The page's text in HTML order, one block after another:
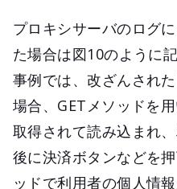
プロキシサーバのログ
た場合は図10のように
事例では、改ざんされ
場合、GETメソッドを
取得されて読み込まれ
後に決済ボタンなどを
ッドで利用者の個人情